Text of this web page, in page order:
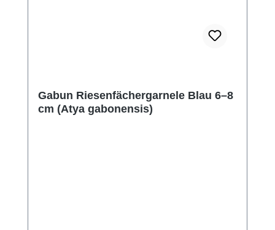
Gabun Riesenfächergarnele Blau 6–8
cm (Atya gabonensis)